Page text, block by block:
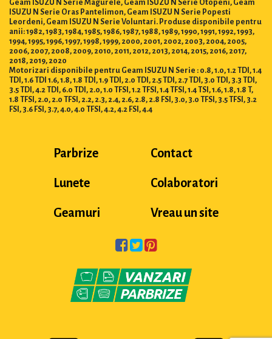
ISUZU N Serie Oras Pantelimon, Geam ISUZU N Serie Popesti
Leordeni, Geam ISUZU N Serie Voluntari. Produse disponibile pentru
anii: 1982, 1983, 1984, 1985, 1986, 1987, 1988, 1989, 1990, 1991, 1992, 1993,
1994, 1995, 1996, 1997, 1998, 1999, 2000, 2001, 2002, 2003, 2004, 2005,
2006, 2007, 2008, 2009, 2010, 2011, 2012, 2013, 2014, 2015, 2016, 2017,
2018, 2019, 2020
Motorizari disponibile pentru Geam ISUZU N Serie : 0.8, 1.0, 1.2 TDI, 1.4
TDI, 1.6 TDI 1.6, 1.8, 1.8 TDI, 1.9 TDI, 2.0 TDI, 2.5 TDI, 2.7 TDI, 3.0 TDI, 3.3 TDI,
3.5 TDI, 4.2 TDI, 6.0 TDI, 2.0, 1.0 TFSI, 1.2 TFSI, 1.4 TFSI, 1.4 TSI, 1.6, 1.8, 1.8 T,
1.8 TFSI, 2.0, 2.0 TFSI, 2.2, 2.3, 2.4, 2.6, 2.8, 2.8 FSI, 3.0, 3.0 TFSI, 3.5 TFSI, 3.2
FSI, 3.6 FSI, 3.7, 4.0, 4.0 TFSI, 4.2, 4.2 FSI, 4.4
Parbrize
Lunete
Geamuri
Contact
Colaboratori
Vreau un site